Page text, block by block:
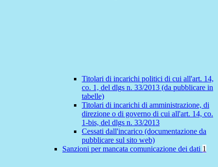
Titolari di incarichi politici di cui all'art. 14,
co. 1, del dlgs n. 33/2013 (da pubblicare in
tabelle)
Titolari di incarichi di amministrazione, di
direzione o di governo di cui all'art. 14, co.
1-bis, del dlgs n. 33/2013
Cessati dall'incarico (documentazione da
pubblicare sul sito web)
Sanzioni per mancata comunicazione dei dati 1